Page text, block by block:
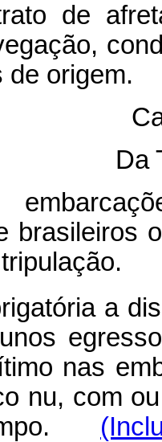
de
de origem.
Da
brasileiros
a
nas
nu, com